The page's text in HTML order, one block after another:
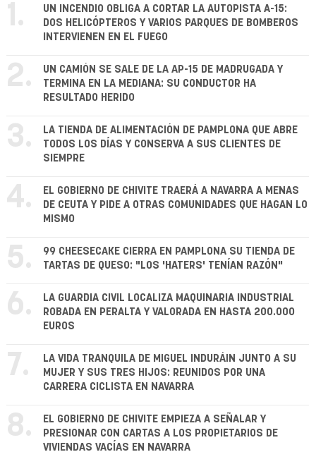
1.
UN INCENDIO OBLIGA A CORTAR LA AUTOPISTA A-15:
DOS HELICÓPTEROS Y VARIOS PARQUES DE BOMBEROS
INTERVIENEN EN EL FUEGO
2.
UN CAMIÓN SE SALE DE LA AP-15 DE MADRUGADA Y
TERMINA EN LA MEDIANA: SU CONDUCTOR HA
RESULTADO HERIDO
3.
LA TIENDA DE ALIMENTACIÓN DE PAMPLONA QUE ABRE
TODOS LOS DÍAS Y CONSERVA A SUS CLIENTES DE
SIEMPRE
4.
EL GOBIERNO DE CHIVITE TRAERÁ A NAVARRA A MENAS
DE CEUTA Y PIDE A OTRAS COMUNIDADES QUE HAGAN LO
MISMO
5.
99 CHEESECAKE CIERRA EN PAMPLONA SU TIENDA DE
TARTAS DE QUESO: "LOS 'HATERS' TENÍAN RAZÓN"
6.
LA GUARDIA CIVIL LOCALIZA MAQUINARIA INDUSTRIAL
ROBADA EN PERALTA Y VALORADA EN HASTA 200.000
EUROS
7.
LA VIDA TRANQUILA DE MIGUEL INDURÁIN JUNTO A SU
MUJER Y SUS TRES HIJOS: REUNIDOS POR UNA
CARRERA CICLISTA EN NAVARRA
8.
EL GOBIERNO DE CHIVITE EMPIEZA A SEÑALAR Y
PRESIONAR CON CARTAS A LOS PROPIETARIOS DE
VIVIENDAS VACÍAS EN NAVARRA